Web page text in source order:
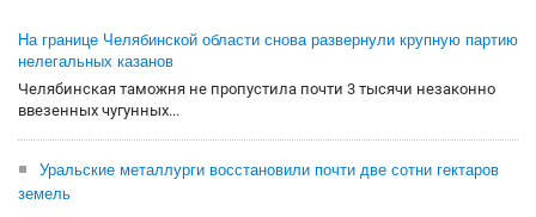
На границе Челябинской области снова развернули крупную партию
нелегальных казанов
Челябинская таможня не пропустила почти 3 тысячи незаконно
ввезенных чугунных...
Уральские металлурги восстановили почти две сотни гектаров
земель